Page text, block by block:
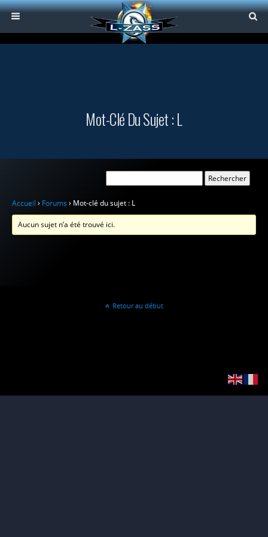
Mot-Clé Du Sujet : L
Accueil › Forums › Mot-clé du sujet : L
Aucun sujet n’a été trouvé ici.
Retour au début